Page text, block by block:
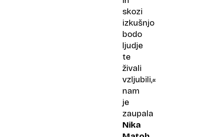
skozi
izkušnjo
bodo
ljudje
te
živali
vzljubili,«
nam
je
zaupala
Nika